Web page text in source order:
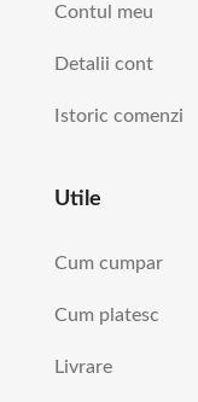
Contul meu
Detalii cont
Istoric comenzi
Utile
Cum cumpar
Cum platesc
Livrare